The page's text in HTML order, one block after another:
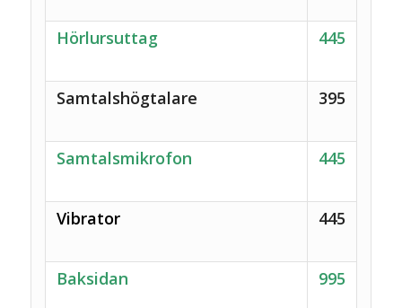
Hörlursuttag 445
Samtalshögtalare 395
Samtalsmikrofon 445
Vibrator 445
Baksidan 995